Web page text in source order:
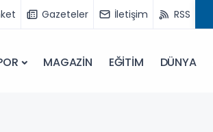
Gazeteler İletişim RSS
MAGAZİN EĞİTİM DÜNYA